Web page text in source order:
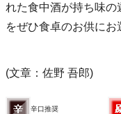
れた食中酒が持ち味の
をぜひ食卓のお供にお
(文章：佐野 吾郎)
辛口推奨